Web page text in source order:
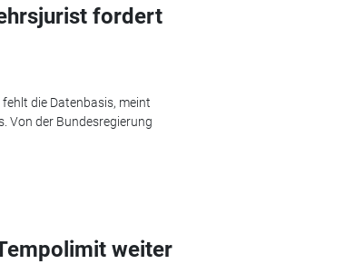
fordert
die Datenbasis, meint
Von der Bundesregierung
weiter